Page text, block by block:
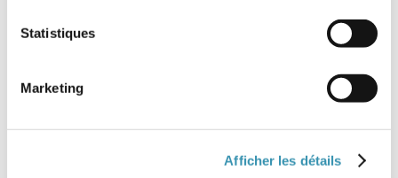
Statistiques
Marketing
Afficher les détails
Référence :
DIN :